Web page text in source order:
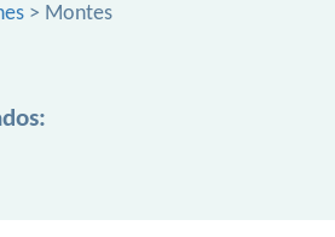
> Montes